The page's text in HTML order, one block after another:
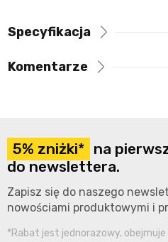
Specyfikacja
Komentarze
5% zniżki* na
do newslettera.
Zapisz się do naszego
nowościami produktowymi i
*Rabat jest jednorazowy,